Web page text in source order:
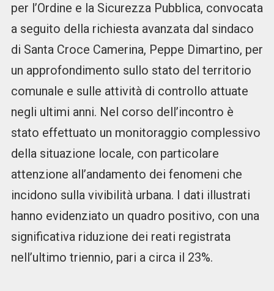
per l’Ordine e la Sicurezza Pubblica, convocata
a seguito della richiesta avanzata dal sindaco
di Santa Croce Camerina, Peppe Dimartino, per
un approfondimento sullo stato del territorio
comunale e sulle attività di controllo attuate
negli ultimi anni. Nel corso dell’incontro è
stato effettuato un monitoraggio complessivo
della situazione locale, con particolare
attenzione all’andamento dei fenomeni che
incidono sulla vivibilità urbana. I dati illustrati
hanno evidenziato un quadro positivo, con una
significativa riduzione dei reati registrata
nell’ultimo triennio, pari a circa il 23%.